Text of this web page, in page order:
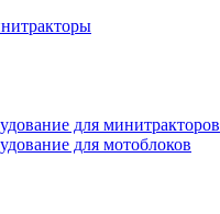
для минитракторов
для мотоблоков